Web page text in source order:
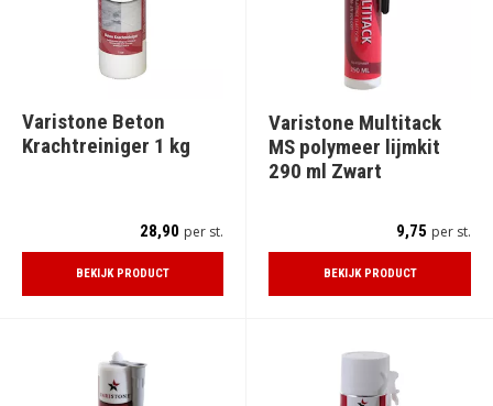
Varistone Beton
Krachtreiniger 1 kg
28,90 per st.
BEKIJK PRODUCT
Varistone Multitack
MS polymeer lijmkit
290 ml Zwart
9,75 per st.
BEKIJK PRODUCT